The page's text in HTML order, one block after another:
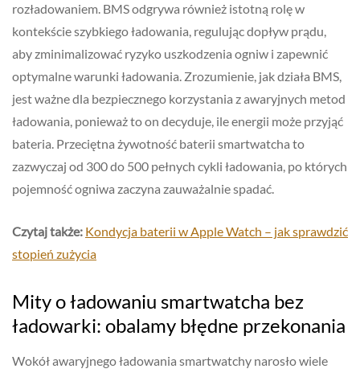
rozładowaniem. BMS odgrywa również istotną rolę w
kontekście szybkiego ładowania, regulując dopływ prądu,
aby zminimalizować ryzyko uszkodzenia ogniw i zapewnić
optymalne warunki ładowania. Zrozumienie, jak działa BMS,
jest ważne dla bezpiecznego korzystania z awaryjnych metod
ładowania, ponieważ to on decyduje, ile energii może przyjąć
bateria. Przeciętna żywotność baterii smartwatcha to
zazwyczaj od 300 do 500 pełnych cykli ładowania, po których
pojemność ogniwa zaczyna zauważalnie spadać.
Czytaj także: Kondycja baterii w Apple Watch – jak sprawdzić
stopień zużycia
Mity o ładowaniu smartwatcha bez
ładowarki: obalamy błędne przekonania
Wokół awaryjnego ładowania smartwatchy narosło wiele